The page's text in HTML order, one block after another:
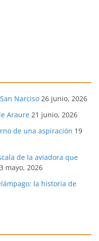
Narciso 26 junio, 2026
Araure 21 junio, 2026
de una aspiración 19
de la aviadora que
mayo, 2026
la historia de